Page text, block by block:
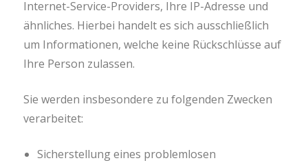
Internet-Service-Providers, Ihre IP-Adresse und
ähnliches. Hierbei handelt es sich ausschließlich
um Informationen, welche keine Rückschlüsse auf
Ihre Person zulassen.
Sie werden insbesondere zu folgenden Zwecken
verarbeitet:
Sicherstellung eines problemlosen